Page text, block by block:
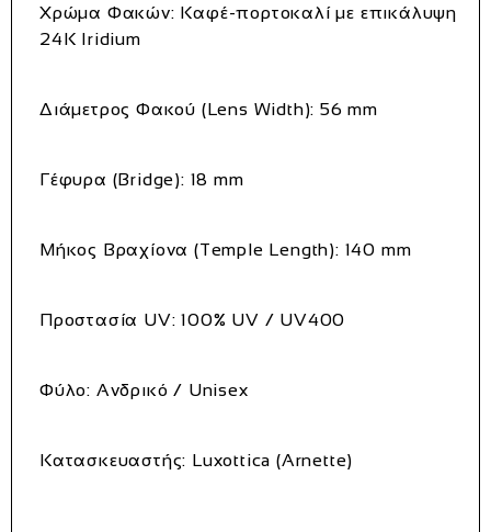
Χρώμα Φακών: Καφέ-πορτοκαλί με επικάλυψη
24K Iridium
Διάμετρος Φακού (Lens Width): 56 mm
Γέφυρα (Bridge): 18 mm
Μήκος Βραχίονα (Temple Length): 140 mm
Προστασία UV: 100% UV / UV400
Φύλο: Ανδρικό / Unisex
Κατασκευαστής: Luxottica (Arnette)